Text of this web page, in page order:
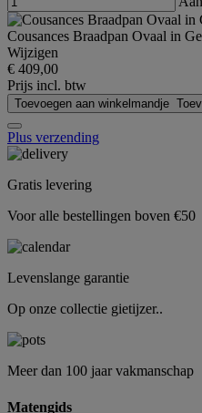
Cousances Braadpan Ovaal in
Wijzigen
€ 409,00
Prijs incl. btw
Toevoegen aan winkelmandje
Plus verzending
Gratis levering
Voor alle bestellingen boven €50
Levenslange garantie
Op onze collectie gietijzer..
Meer dan 100 jaar vakmanschap
Matengids